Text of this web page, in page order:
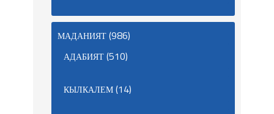
МАДАНИЯТ(986)
АДАБИЯТ(510)
КЫЛКАЛЕМ(14)